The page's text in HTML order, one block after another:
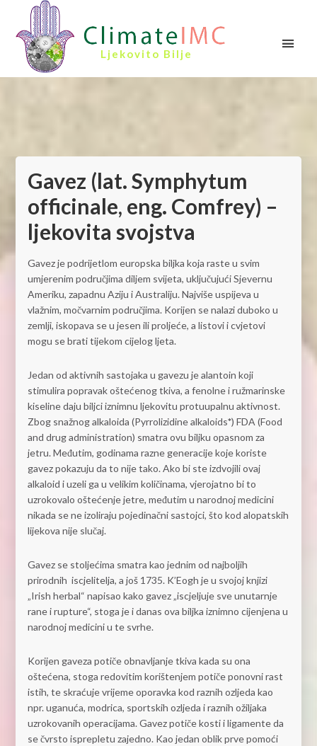
Ljekovito Bilje
Gavez (lat. Symphytum
officinale, eng. Comfrey) –
ljekovita svojstva
Gavez je podrijetlom europska biljka koja raste u svim
umjerenim područjima diljem svijeta, uključujući Sjevernu
Ameriku, zapadnu Aziju i Australiju. Najviše uspijeva u
vlažnim, močvarnim područjima. Korijen se nalazi duboko u
zemlji, iskopava se u jesen ili proljeće, a listovi i cvjetovi
mogu se brati tijekom cijelog ljeta.
Jedan od aktivnih sastojaka u gavezu je alantoin koji
stimulira popravak oštećenog tkiva, a fenolne i ružmarinske
kiseline daju biljci iznimnu ljekovitu protuupalnu aktivnost.
Zbog snažnog alkaloida (Pyrrolizidine alkaloids*) FDA (Food
and drug administration) smatra ovu biljku opasnom za
jetru. Međutim, godinama razne generacije koje koriste
gavez pokazuju da to nije tako. Ako bi ste izdvojili ovaj
alkaloid i uzeli ga u velikim količinama, vjerojatno bi to
uzrokovalo oštećenje jetre, međutim u narodnoj medicini
nikada se ne izoliraju pojedinačni sastojci, što kod alopatskih
lijekova nije slučaj.
Gavez se stoljećima smatra kao jednim od najboljih
prirodnih iscjelitelja, a još 1735. K’Eogh je u svojoj knjizi
„Irish herbal“ napisao kako gavez „iscjeljuje sve unutarnje
rane i rupture“, stoga je i danas ova biljka iznimno cijenjena u
narodnoj medicini u te svrhe.
Korijen gaveza potiče obnavljanje tkiva kada su ona
oštećena, stoga redovitim korištenjem potiče ponovni rast
istih, te skraćuje vrijeme oporavka kod raznih ozljeda kao
npr. uganuća, modrica, sportskih ozljeda i raznih ožiljaka
uzrokovanih operacijama. Gavez potiče kosti i ligamente da
se čvrsto isprepletu zajedno. Kao jedan oblik prve pomoći